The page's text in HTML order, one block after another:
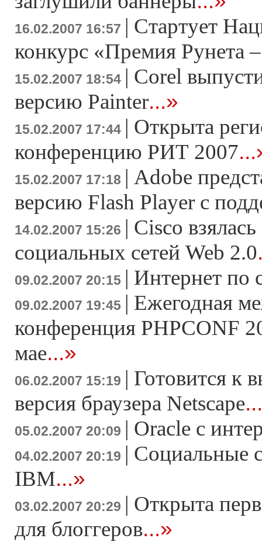
16.02.2007 16:57 | Стартует
конкурс «Премия Рунета
15.02.2007 18:54 | Corel
версию Painter...»
15.02.2007 17:44 | Открыта
конференцию РИТ 2007
15.02.2007 17:18 | Adobe
версию Flash Player c
14.02.2007 15:26 | Cisco
социальных сетей Web 2.0
09.02.2007 20:15 | Интернет по
09.02.2007 19:45 | Ежегодная
конференция PHPCONF
мае...»
06.02.2007 15:19 | Готовится к
версия браузера Netscape
05.02.2007 20:09 | Oracle с
04.02.2007 20:19 | Социальные
IBM...»
03.02.2007 20:29 | Открыта
для блоггеров...»